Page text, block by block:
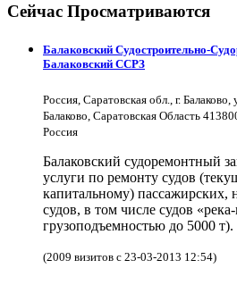
Сейчас Просматриваются
Балаковский Судостроительно-
Балаковский ССРЗ
Россия, Саратовская обл., г.
Балаково, Саратовская Область
Россия
Балаковский судоремонтный
услуги по ремонту судов
капитальному) пассажирских,
судов, в том числе судов
грузоподъемностью до 5000 т).
(2009 визитов с 23-03-2013 12:54)